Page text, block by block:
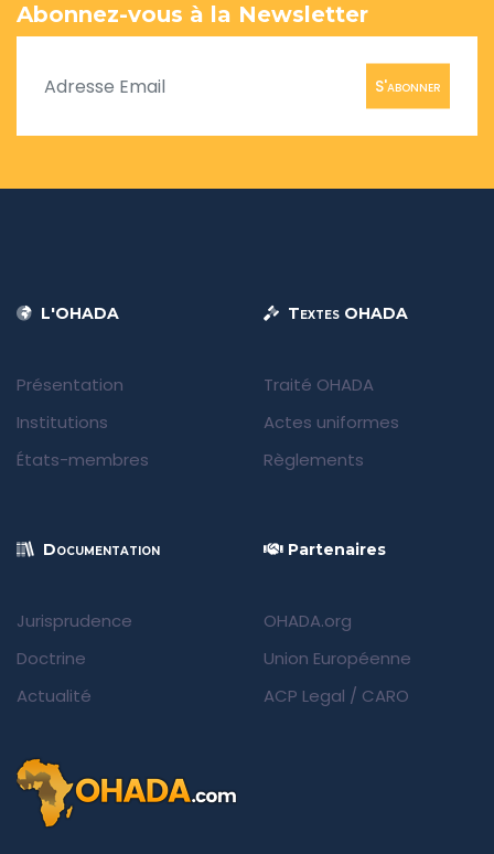
Abonnez-vous à la Newsletter
S'abonner
L'OHADA
Présentation
Institutions
États-membres
Textes OHADA
Traité OHADA
Actes uniformes
Règlements
Documentation
Jurisprudence
Doctrine
Actualité
Partenaires
OHADA.org
Union Européenne
ACP Legal / CARO